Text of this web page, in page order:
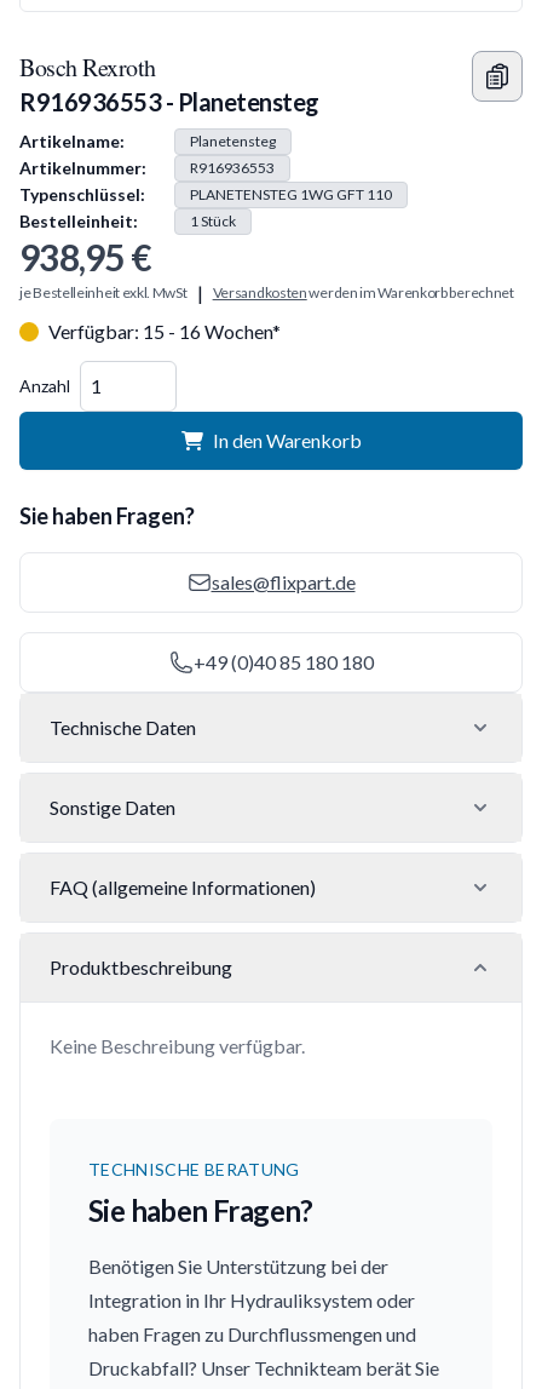
Bosch Rexroth
R916936553 - Planetensteg
Produkt Information
Artikelname: Planetensteg
Artikelnummer: R916936553
Typenschlüssel: PLANETENSTEG 1WG GFT 110
Bestelleinheit: 1Stück
938,95 €
je Bestelleinheit exkl. MwSt | Versandkostenwerden im Warenkorb berechnet
Verfügbar: 15 - 16 Wochen*
Anzahl
In den Warenkorb
Sie haben Fragen?
sales@flixpart.de
+49 (0)40 85 180 180
Technische Daten
Sonstige Daten
FAQ (allgemeine Informationen)
Produktbeschreibung
Keine Beschreibung verfügbar.
TECHNISCHE BERATUNG
Sie haben Fragen?
Benötigen Sie Unterstützung bei der
Integration in Ihr Hydrauliksystem oder
haben Fragen zu Durchflussmengen und
Druckabfall? Unser Technikteam berät Sie